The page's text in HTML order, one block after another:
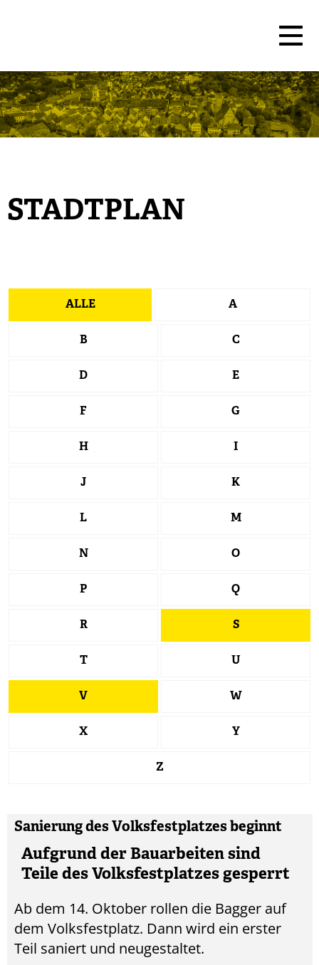
STADTPLAN
ALLE A
B C
D E
F G
H I
J K
L M
N O
P Q
R S
T U
V W
X Y
Z
Sanierung des Volksfestplatzes beginnt
Aufgrund der Bauarbeiten sind
Teile des Volksfestplatzes gesperrt
Ab dem 14. Oktober rollen die Bagger auf
dem Volksfestplatz. Dann wird ein erster
Teil saniert und neugestaltet.